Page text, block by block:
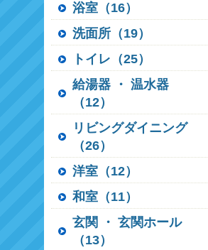
浴室（16）
洗面所（19）
トイレ（25）
給湯器 ・ 温水器
（12）
リビングダイニング
（26）
洋室（12）
和室（11）
玄関 ・ 玄関ホール
（13）